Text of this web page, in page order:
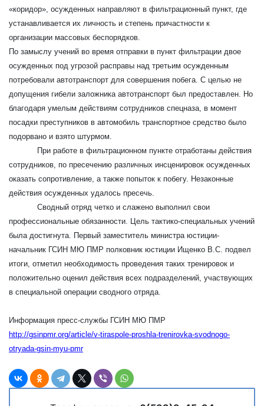
«коридор», осужденных направляют в фильтрационный пункт, где
устанавливается их личность и степень причастности к
организации массовых беспорядков.
По замыслу учений во время отправки в пункт фильтрации двое
осужденных под угрозой расправы над третьим осужденным
потребовали автотранспорт для совершения побега. С целью не
допущения гибели заложника автотранспорт был предоставлен. Но
благодаря умелым действиям сотрудников спецназа, в момент
посадки преступников в автомобиль транспортное средство было
подорвано и взято штурмом.
При работе в фильтрационном пункте отработаны действия
сотрудников, по пресечению различных инсценировок осужденных
оказать сопротивление, а также попыток к побегу. Незаконные
действия осужденных удалось пресечь.
Сводный отряд четко и слажено выполнил свои
профессиональные обязанности. Цель тактико-специальных учений
была достигнута. Первый заместитель министра юстиции-
начальник ГСИН МЮ ПМР полковник юстиции Ищенко В.С. подвел
итоги, отметил необходимость проведения таких тренировок и
положительно оценил действия всех подразделений, участвующих
в специальной операции сводного отряда.
Информация пресс-службы ГСИН МЮ ПМР
http://gsinpmr.org/article/v-tiraspole-proshla-trenirovka-svodnogo-
otryada-gsin-myu-pmr